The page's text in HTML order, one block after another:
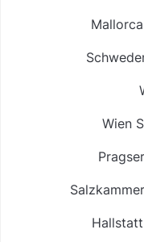
Wien